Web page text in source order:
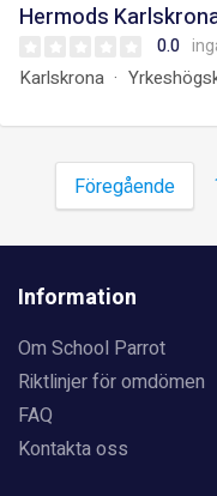
Hermods
0.0
Karlskrona
Föregående
Information
Om School Parrot
Riktlinjer för omdömen
FAQ
Kontakta oss